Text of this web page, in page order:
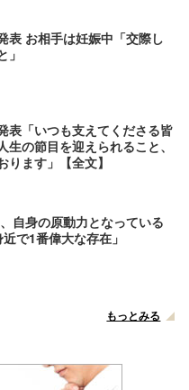
表 お相手は妊娠中「交際し
」
表「いつも支えてくださる皆
生の節目を迎えられること、
ります」【全文】
自身の原動力となっている
で1番偉大な存在」
もっとみる